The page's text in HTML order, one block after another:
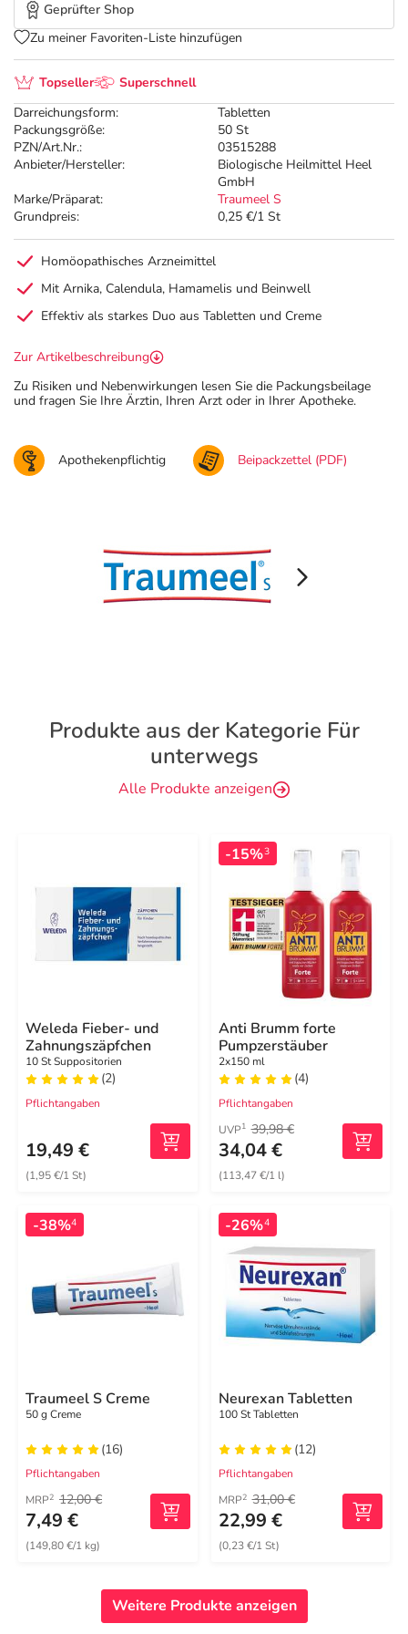
Topseller
Superschnell
Darreichungsform:
Tabletten
Packungsgröße:
50 St
PZN/Art.Nr.:
03515288
Anbieter/Hersteller:
Biologische Heilmittel Heel
GmbH
Marke/Präparat:
Traumeel S
Grundpreis:
0,25 €/1 St
Geprüfter Shop
Zu meiner Favoriten-Liste hinzufügen
Homöopathisches Arzneimittel
Mit Arnika, Calendula, Hamamelis und Beinwell
Effektiv als starkes Duo aus Tabletten und Creme
Zur Artikelbeschreibung
Zu Risiken und Nebenwirkungen lesen Sie die Packungsbeilage
und fragen Sie Ihre Ärztin, Ihren Arzt oder in Ihrer Apotheke.
Apothekenpflichtig Beipackzettel (PDF)
Produkte aus der Kategorie Für
unterwegs
Alle Produkte anzeigen
Weleda Fieber- und
Zahnungszäpfchen
10 St Suppositorien
(2)
Pflichtangaben
19,49 €
(1,95 €/1 St)
-15%3
Anti Brumm forte
Pumpzerstäuber
2x150 ml
(4)
Pflichtangaben
UVP1 39,98 €
34,04 €
(113,47 €/1 l)
-38%4
Traumeel S Creme
50 g Creme
(16)
Pflichtangaben
MRP2 12,00 €
7,49 €
(149,80 €/1 kg)
-26%4
Neurexan Tabletten
100 St Tabletten
(12)
Pflichtangaben
MRP2 31,00 €
22,99 €
(0,23 €/1 St)
Weitere Produkte anzeigen